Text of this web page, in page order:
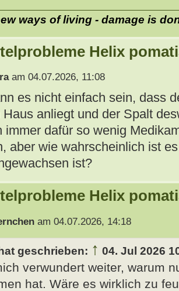
ways of living - damage is
Helix
am 04.07.2026, 11:08
es nicht einfach sein, dass
Haus anliegt und der Spalt
immer dafür so wenig
aber wie wahrscheinlich ist
ist?
Helix
am 04.07.2026, 14:18
geschrieben: ↑ 04. Jul 2026
verwundert weiter, warum
hat. Wäre es wirklich zu